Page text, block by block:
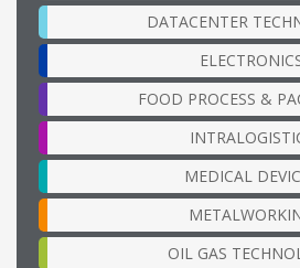
DATACENTER
FOOD PROCESS &
MEDICAL
OIL GAS